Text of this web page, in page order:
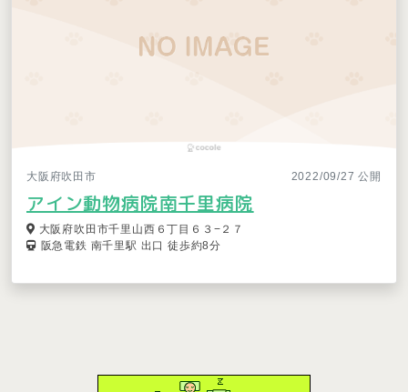
大阪府吹田市 2022/09/27 公開
アイン動物病院南千里病院
大阪府吹田市千里山西６丁目６３−２７
阪急電鉄 南千里駅 出口 徒歩約8分